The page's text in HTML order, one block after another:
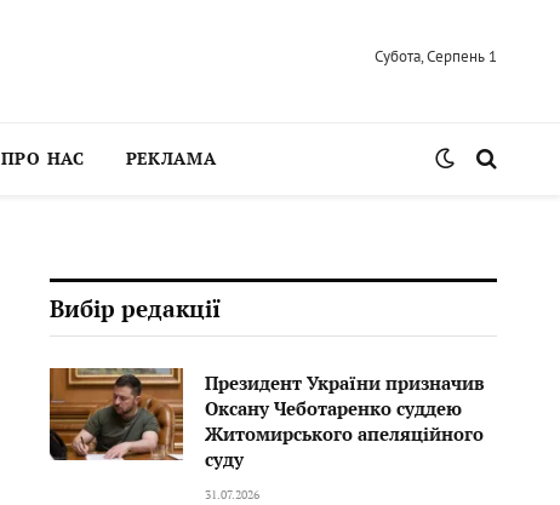
Субота, Серпень 1
ПРО НАС РЕКЛАМА
Вибір редакції
Президент України призначив
Оксану Чеботаренко суддею
Житомирського апеляційного
суду
31.07.2026